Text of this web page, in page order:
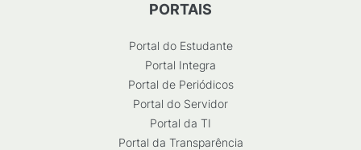
PORTAIS
Portal do Estudante
Portal Integra
Portal de Periódicos
Portal do Servidor
Portal da TI
Portal da Transparência